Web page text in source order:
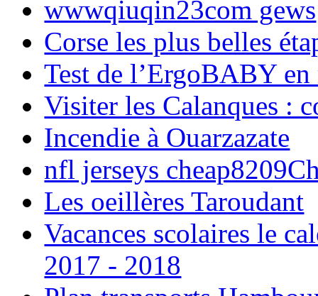
wwwqiuqin23com gews
Corse les plus belles
Test de l’ErgoBABY en
Visiter les Calanques :
Incendie à Ouarzazate
nfl jerseys
Les oeillères Taroudant
Vacances scolaires le
2017 - 2018